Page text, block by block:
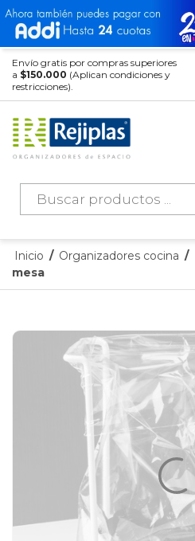
Envío gratis por compras superiores
a $150.000 (Aplican condiciones y
restricciones).
Búsqueda
productos
Inicio / Organizadores cocina /
mesa